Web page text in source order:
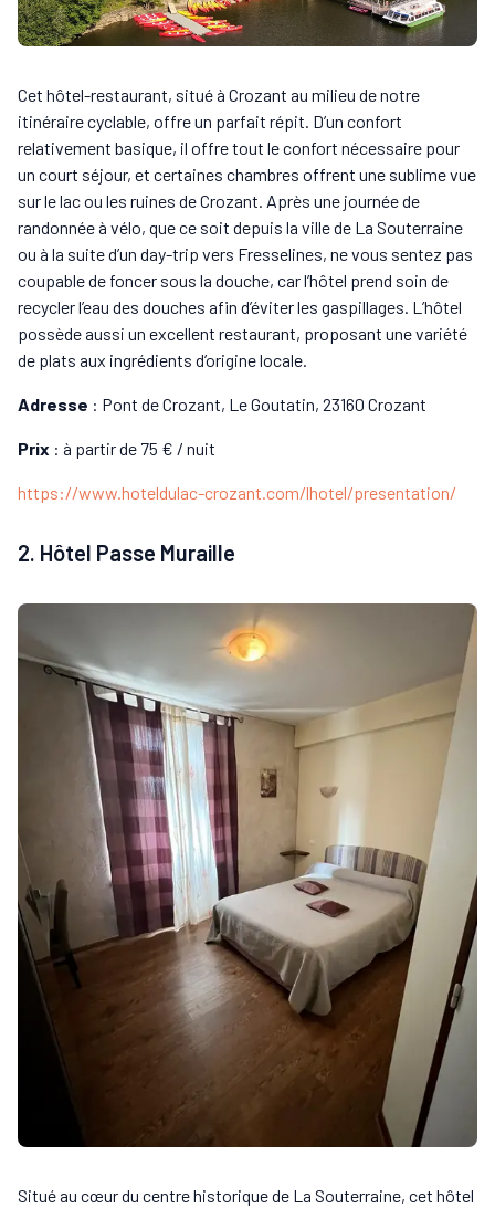
Cet hôtel-restaurant, situé à Crozant au milieu de notre
itinéraire cyclable, offre un parfait répit. D’un confort
relativement basique, il offre tout le confort nécessaire pour
un court séjour, et certaines chambres offrent une sublime vue
sur le lac ou les ruines de Crozant. Après une journée de
randonnée à vélo, que ce soit depuis la ville de La Souterraine
ou à la suite d’un day-trip vers Fresselines, ne vous sentez pas
coupable de foncer sous la douche, car l’hôtel prend soin de
recycler l’eau des douches afin d’éviter les gaspillages. L’hôtel
possède aussi un excellent restaurant, proposant une variété
de plats aux ingrédients d’origine locale.
Adresse : Pont de Crozant, Le Goutatin, 23160 Crozant
Prix : à partir de 75 € / nuit
https://www.hoteldulac-crozant.com/lhotel/presentation/
2. Hôtel Passe Muraille
Situé au cœur du centre historique de La Souterraine, cet hôtel